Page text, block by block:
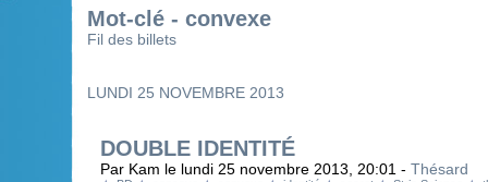
Mot-clé - convexe
Fil des billets
LUNDI 25 NOVEMBRE 2013
DOUBLE IDENTITÉ
Par Kam le lundi 25 novembre 2013, 20:01 - Thésard